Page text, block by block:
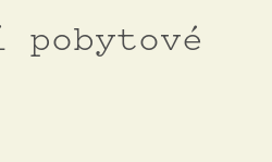
pobytové